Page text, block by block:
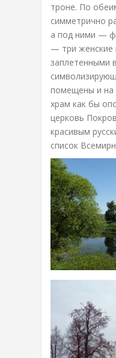
троне. По
симметрично
а под ними —
— три женские
заплетенными
помещены и на
храм как бы
церковь
красивым
список